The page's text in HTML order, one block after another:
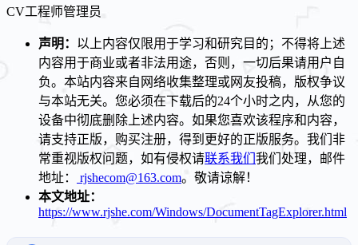
CV工程师管理员
声明： 以上内容仅限用于学习和研究目的；不得将上述
内容用于商业或者非法用途，否则，一切后果请用户自
负。本站内容来自网络收集整理或网友投稿，版权争议
与本站无关。您必须在下载后的24个小时之内，从您的
设备中彻底删除上述内容。如果您喜欢该程序和内容，
请支持正版，购买注册，得到更好的正版服务。我们非
常重视版权问题，如有侵权请联系我们 我们处理，邮件
地址：
rjshecom@163.com。敬请谅解！
本文地址：
https://www.rjshe.com/Windows/DocumentTagExplorer.html